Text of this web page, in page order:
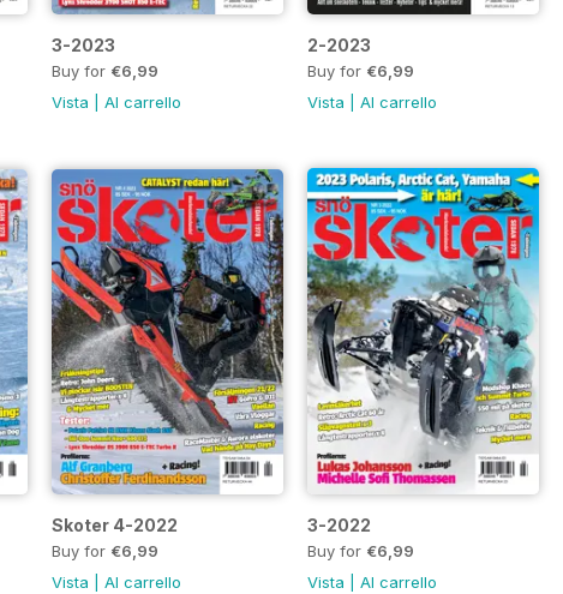
3-2023
Buy for €6,99
Vista |Al carrello
2-2023
Buy for €6,99
Vista |Al carrello
Skoter 4-2022
Buy for €6,99
Vista |Al carrello
3-2022
Buy for €6,99
Vista |Al carrello